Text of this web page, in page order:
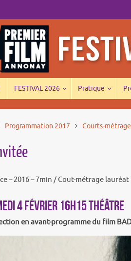
FESTIVAL 2026 Pratique
Programmation 2017 Courts-
– 2016 – 7min / Cout-métrage
4 FÉVRIER 16h15 THÉÂTRE
en avant-programme du film